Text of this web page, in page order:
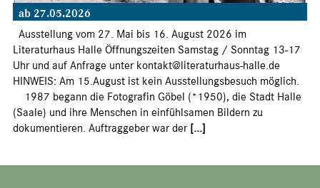
ab 27.05.2026
Ausstellung vom 27. Mai bis 16. August 2026 im
Literaturhaus Halle Öffnungszeiten Samstag / Sonntag 13-17
Uhr und auf Anfrage unter kontakt@literaturhaus-halle.de
HINWEIS: Am 15.August ist kein Ausstellungsbesuch möglich.
1987 begann die Fotografin Göbel (*1950), die Stadt Halle
(Saale) und ihre Menschen in einfühlsamen Bildern zu
dokumentieren. Auftraggeber war der [...]